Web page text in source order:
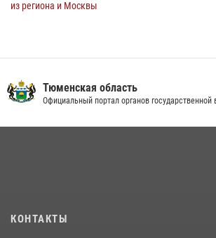
из региона и Москвы
03 августа 2026, 07:23 1
Тюменская область
Официальный портал органов государственной
КОНТАКТЫ